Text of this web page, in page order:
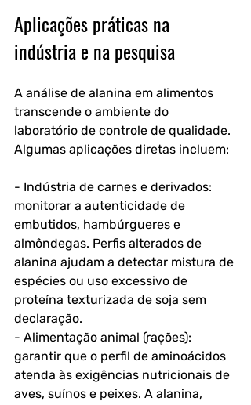
Aplicações práticas na
indústria e na pesquisa
A análise de alanina em alimentos
transcende o ambiente do
laboratório de controle de qualidade.
Algumas aplicações diretas incluem:
- Indústria de carnes e derivados:
monitorar a autenticidade de
embutidos, hambúrgueres e
almôndegas. Perfis alterados de
alanina ajudam a detectar mistura de
espécies ou uso excessivo de
proteína texturizada de soja sem
declaração.
- Alimentação animal (rações):
garantir que o perfil de aminoácidos
atenda às exigências nutricionais de
aves, suínos e peixes. A alanina,